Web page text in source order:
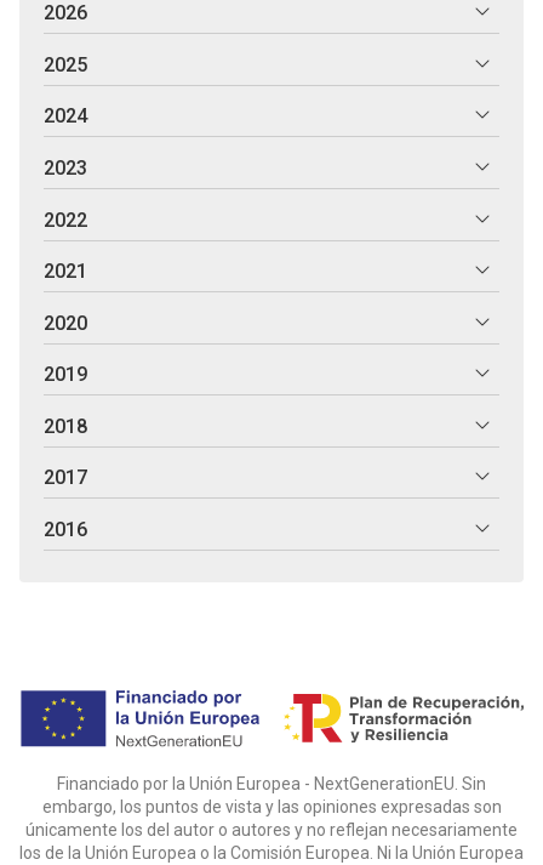
2026
2025
2024
2023
2022
2021
2020
2019
2018
2017
2016
Financiado por la Unión Europea - NextGenerationEU. Sin
embargo, los puntos de vista y las opiniones expresadas son
únicamente los del autor o autores y no reflejan necesariamente
los de la Unión Europea o la Comisión Europea. Ni la Unión Europea